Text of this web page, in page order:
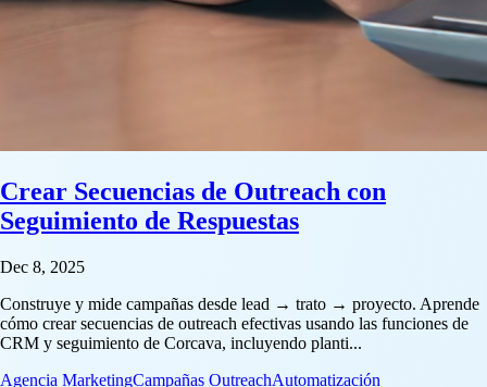
Crear Secuencias de Outreach con
Seguimiento de Respuestas
Dec 8, 2025
Construye y mide campañas desde lead → trato → proyecto. Aprende
cómo crear secuencias de outreach efectivas usando las funciones de
CRM y seguimiento de Corcava, incluyendo planti...
Agencia MarketingCampañas OutreachAutomatización